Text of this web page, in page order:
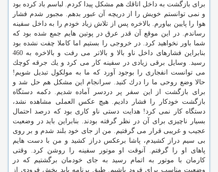
برای بازگشت به داخل اتاقك هم مشكل پیدا كردم. لباسم باد كرده بود
و نمی توانستم خویش را از دریچه آن عبور بدهم. مجبور شدم فشار
هوا را پایین بیاورم. بالاخره پس از تلاش زیاد خودم را به داخل سفینه
رساندم. در این موقع آن قدر عرق در پوتین هایم جمع شده بود كه
شما باور نخواهید كرد. در خروجی را بستیم اما كاملا چفت نشده بود
بنابراین فشارهای داخل ناو بالا و بالاتر می رفت و بالاخره به 460
رسید. وسایل برقی زیادی در سفینه كار می كرد و یك جرقه كوچك
می توانست انفجاری را بوجود آورد كه ما به مولكول تبدیل شویم!
حالا وضع روحی ما را درك كنید. سرانجام این مشكل هم حل شد و
برای بازگشت از این سفر پر دردسر آماده شدیم. دكمه دستگاه
بازگشت خودكار را فشار دادیم. هیچ عكس العملی مشاهده نشد،
دستگاه كار نمی كرد! هدایت دستی ناو كاری بود كه درصد احتمال
بسیار ناچیزی برای آن در نظر گرفته بودند. بنابراین باید در وضعیت
عجیب و غریبی قرار می گرفتیم. من از جای خود بلند شدم و بر روی
بی سیم دراز كشیدم، پاشا برعكس دراز كشید و من با دست هایم
پاهای او را گرفتم. آنوقت او موتور سفینه را روشن كرد. وقتی
كارمان با موتور به اتمام رسید به جای خودمان برگشتیم كه در
وضعیت مناسب برای فرود باشیم. طبق برنامه باید بخش فرودی از